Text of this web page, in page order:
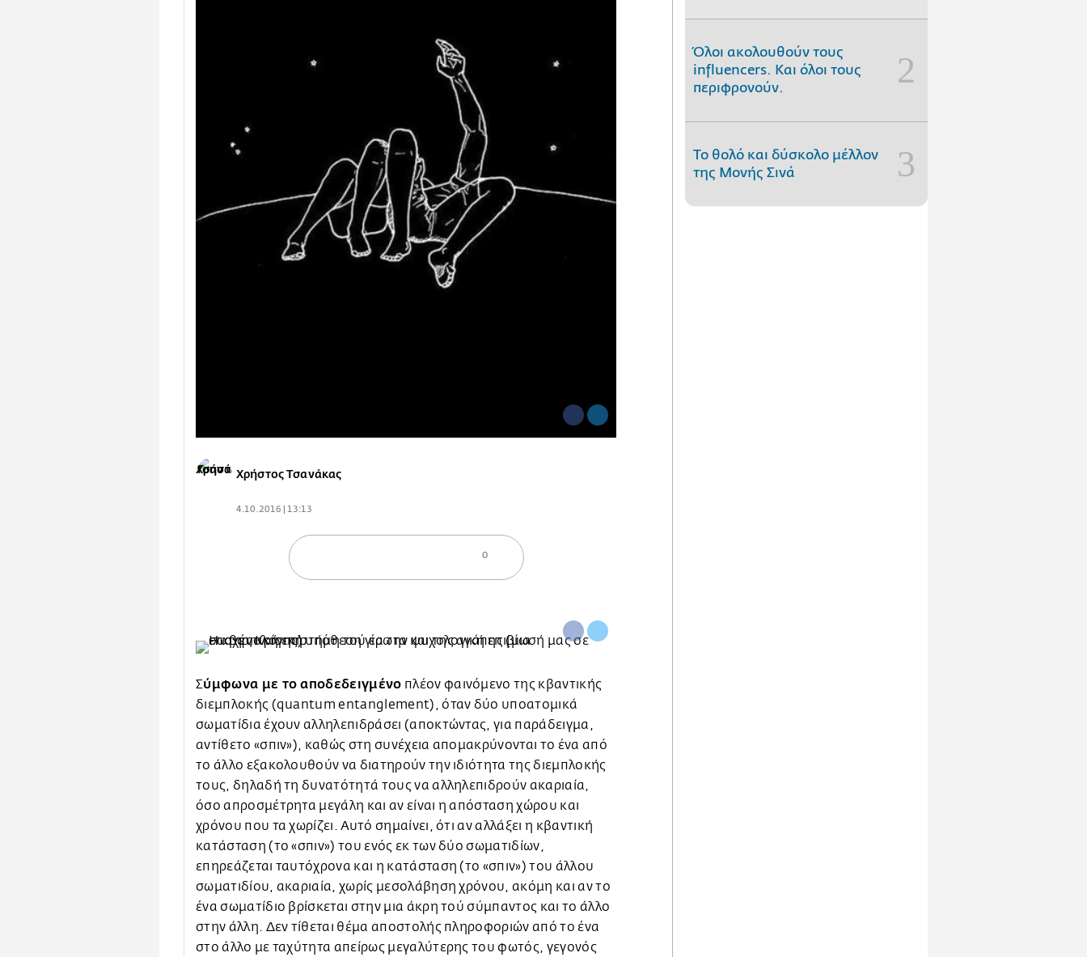
Χρήστος Τσανάκας
4.10.2016 | 13:13
0
Σύμφωνα με το αποδεδειγμένο πλέον φαινόμενο της κβαντικής
διεμπλοκής (quantum entanglement), όταν δύο υποατομικά
σωματίδια έχουν αλληλεπιδράσει (αποκτώντας, για παράδειγμα,
αντίθετο «σπιν»), καθώς στη συνέχεια απομακρύνονται το ένα από
το άλλο εξακολουθούν να διατηρούν την ιδιότητα της διεμπλοκής
τους, δηλαδή τη δυνατότητά τους να αλληλεπιδρούν ακαριαία,
όσο απροσμέτρητα μεγάλη και αν είναι η απόσταση χώρου και
χρόνου που τα χωρίζει. Αυτό σημαίνει, ότι αν αλλάξει η κβαντική
κατάσταση (το «σπιν») του ενός εκ των δύο σωματιδίων,
επηρεάζεται ταυτόχρονα και η κατάσταση (το «σπιν») του άλλου
σωματιδίου, ακαριαία, χωρίς μεσολάβηση χρόνου, ακόμη και αν το
ένα σωματίδιο βρίσκεται στην μια άκρη τού σύμπαντος και το άλλο
στην άλλη. Δεν τίθεται θέμα αποστολής πληροφοριών από το ένα
στο άλλο με ταχύτητα απείρως μεγαλύτερης του φωτός, γεγονός
Όλοι ακολουθούν τους
influencers. Και όλοι τους
περιφρονούν.
Το θολό και δύσκολο μέλλον
της Μονής Σινά